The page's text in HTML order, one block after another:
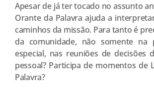
Apesar de já ter tocado no assunto
Orante da Palavra ajuda a
caminhos da missão. Para tanto é
da comunidade, não somente na
especial, nas reuniões de decisões
pessoal? Participa de momentos de
Palavra?